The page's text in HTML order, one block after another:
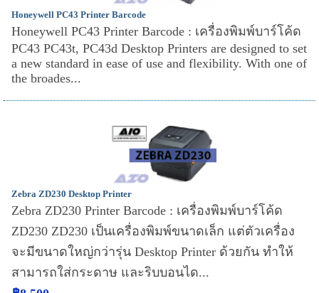
Honeywell PC43 Printer Barcode
Honeywell PC43 Printer Barcode : เครื่องพิมพ์บาร์โค้ด
PC43 PC43t, PC43d Desktop Printers are designed to set
a new standard in ease of use and flexibility. With one of
the broades...
Zebra ZD230 Desktop Printer
Zebra ZD230 Printer Barcode : เครื่องพิมพ์บาร์โค้ด
ZD230 ZD230 เป็นเครื่องพิมพ์ขนาดเล็ก แต่ตัวเครื่อง
จะมีขนาดใหญ่กว่ารุ่น Desktop Printer ด้วยกัน ทำให้
สามารถใส่กระดาษ และริบบอนได...